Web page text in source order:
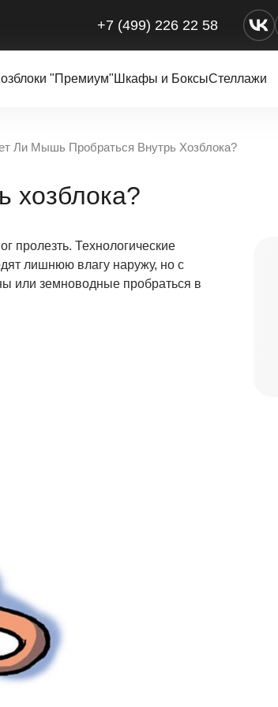
+7 (499) 226 22 58
"Премиум" Шкафы и БоксыСтеллажи
Ли Мышь Пробраться Внутрь Хозблока?
хозблока?
пролезть. Технологические
лишнюю влагу наружу, но с
или земноводные пробраться в